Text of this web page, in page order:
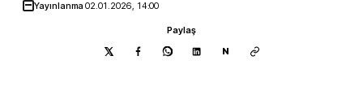
Yayınlanma02.01.2026, 14:00
Paylaş
N